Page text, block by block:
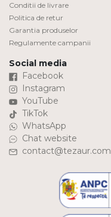
Conditii de livrare
Politica de retur
Garantia produselor
Regulamente campanii
Social media
Facebook
Instagram
YouTube
TikTok
WhatsApp
Chat website
contact@tezaur.com